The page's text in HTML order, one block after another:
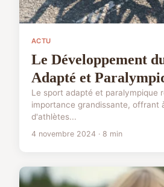
ACTU
Le Développement
Adapté et
Le sport adapté et paralympique
importance grandissante, offrant
d'athlètes...
4 novembre 2024 · 8 min